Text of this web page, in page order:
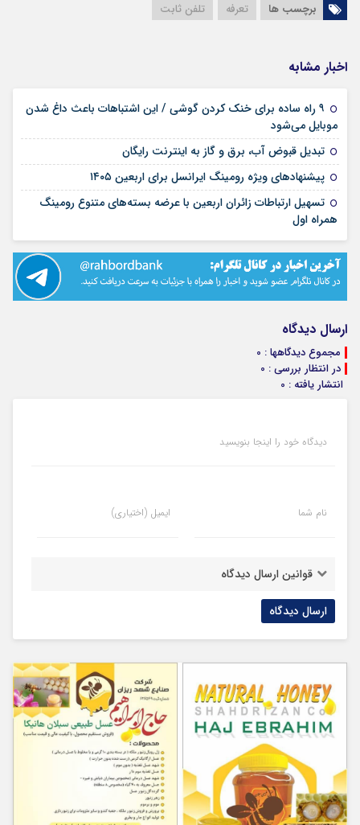
برچسب ها تعرفه تلفن ثابت
اخبار مشابه
۹ راه ساده برای خنک کردن گوشی / این اشتباهات باعث داغ شدن
موبایل می‌شود
تبدیل قبوض آب، برق و گاز به اینترنت رایگان
پیشنهادهای ویژه رومینگ ایرانسل برای اربعین ۱۴۰۵
تسهیل ارتباطات زائران اربعین با عرضه بسته‌های متنوع رومینگ
همراه اول
ارسال دیدگاه
مجموع دیدگاهها : 0
در انتظار بررسی : 0
انتشار یافته : 0
دیدگاه خود را اینجا بنویسید
نام شما ایمیل (اختیاری)
قوانین ارسال دیدگاه